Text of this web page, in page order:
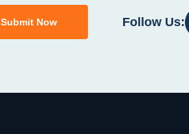
Submit Now Follow Us: